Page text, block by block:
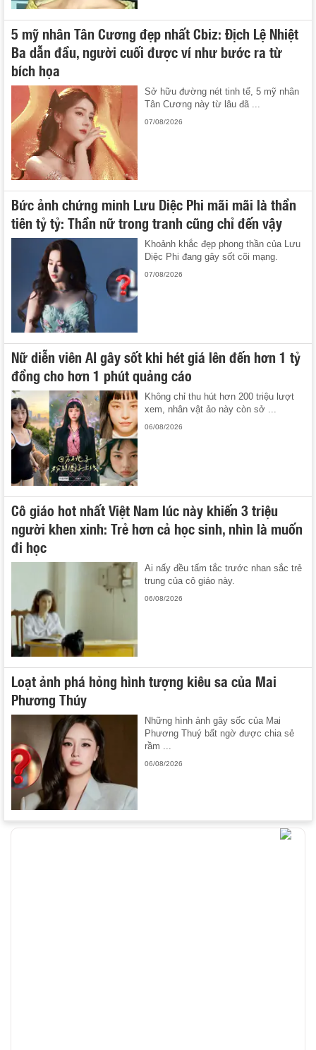
5 mỹ nhân Tân Cương đẹp nhất Cbiz: Địch Lệ Nhiệt
Ba dẫn đầu, người cuối được ví như bước ra từ
bích họa
Sở hữu đường nét tinh tế, 5 mỹ nhân
Tân Cương này từ lâu đã ...
07/08/2026
Bức ảnh chứng minh Lưu Diệc Phi mãi mãi là thần
tiên tỷ tỷ: Thần nữ trong tranh cũng chỉ đến vậy
Khoảnh khắc đẹp phong thần của Lưu
Diệc Phi đang gây sốt cõi mạng.
07/08/2026
Nữ diễn viên AI gây sốt khi hét giá lên đến hơn 1 tỷ
đồng cho hơn 1 phút quảng cáo
Không chỉ thu hút hơn 200 triệu lượt
xem, nhân vật ảo này còn sở ...
06/08/2026
Cô giáo hot nhất Việt Nam lúc này khiến 3 triệu
người khen xinh: Trẻ hơn cả học sinh, nhìn là muốn
đi học
Ai nấy đều tấm tắc trước nhan sắc trẻ
trung của cô giáo này.
06/08/2026
Loạt ảnh phá hỏng hình tượng kiêu sa của Mai
Phương Thúy
Những hình ảnh gây sốc của Mai
Phương Thuý bất ngờ được chia sẻ
rầm ...
06/08/2026